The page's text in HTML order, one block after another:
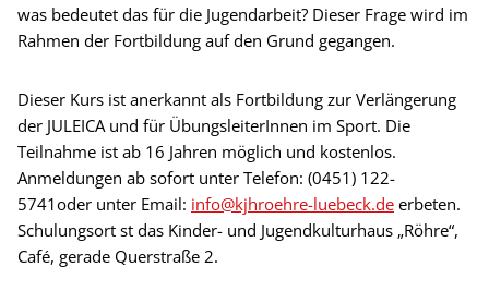
was bedeutet das für die Jugendarbeit? Dieser Frage wird im
Rahmen der Fortbildung auf den Grund gegangen.
Dieser Kurs ist anerkannt als Fortbildung zur Verlängerung
der JULEICA und für ÜbungsleiterInnen im Sport. Die
Teilnahme ist ab 16 Jahren möglich und kostenlos.
Anmeldungen ab sofort unter Telefon: (0451) 122-
5741oder unter Email: info@kjhroehre-luebeck.de erbeten.
Schulungsort st das Kinder- und Jugendkulturhaus „Röhre“,
Café, gerade Querstraße 2.